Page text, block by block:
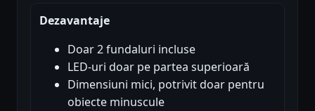
Dezavantaje
Doar 2 fundaluri incluse
LED-uri doar pe partea superioară
Dimensiuni mici, potrivit doar pentru
obiecte minuscule